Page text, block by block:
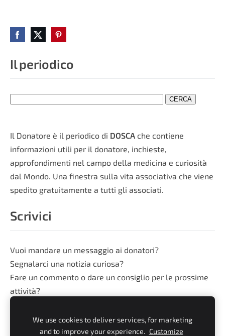
Il periodico
Il Donatore è il periodico di DOSCA che contiene
informazioni utili per il donatore, inchieste,
approfondimenti nel campo della medicina e curiosità
dal Mondo. Una finestra sulla vita associativa che viene
spedito gratuitamente a tutti gli associati.
Scrivici
Vuoi mandare un messaggio ai donatori?
Segnalarci una notizia curiosa?
Fare un commento o dare un consiglio per le prossime
attività?
info@doscasancarlo.it
We use cookies to deliver services, for marketing
and to improve your experience. Customize